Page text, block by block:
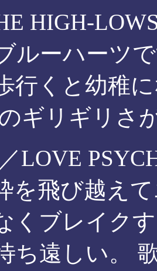
HIGH-
ルーハーツ
行くと幼稚
ギリギリさ
LOVE
を飛び越え
くブレイク
ち遠しい。